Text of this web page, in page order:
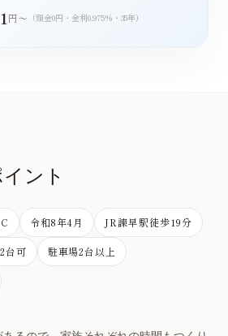
円〜 （頭金0円・金利0.975%・35年）
ント
令和8年4月 JR諫早駅徒歩19分
台可 駐車場2台以上